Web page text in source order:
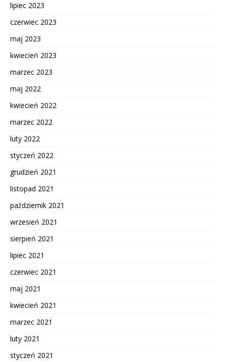
lipiec 2023
czerwiec 2023
maj 2023
kwiecień 2023
marzec 2023
maj 2022
kwiecień 2022
marzec 2022
luty 2022
styczeń 2022
grudzień 2021
listopad 2021
październik 2021
wrzesień 2021
sierpień 2021
lipiec 2021
czerwiec 2021
maj 2021
kwiecień 2021
marzec 2021
luty 2021
styczeń 2021